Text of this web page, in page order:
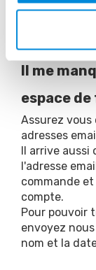
caractères, 1
Il me
espace
Assurez vous
adresses
Il arrive aussi
l'adresse
commande
compte.
Pour pouvoir
envoyez
nom et la